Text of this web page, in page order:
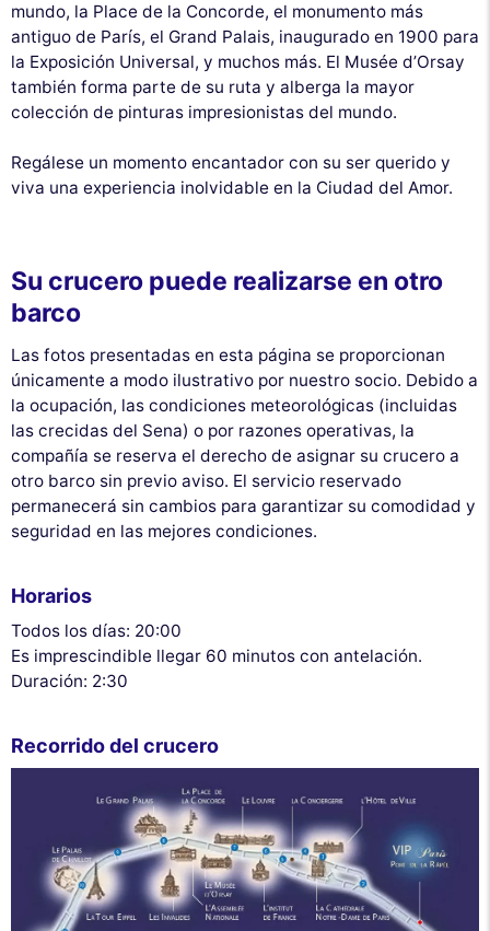
mundo, la Place de la Concorde, el monumento más
antiguo de París, el Grand Palais, inaugurado en 1900 para
la Exposición Universal, y muchos más. El Musée d’Orsay
también forma parte de su ruta y alberga la mayor
colección de pinturas impresionistas del mundo.
Regálese un momento encantador con su ser querido y
viva una experiencia inolvidable en la Ciudad del Amor.
Su crucero puede realizarse en otro
barco
Las fotos presentadas en esta página se proporcionan
únicamente a modo ilustrativo por nuestro socio. Debido a
la ocupación, las condiciones meteorológicas (incluidas
las crecidas del Sena) o por razones operativas, la
compañía se reserva el derecho de asignar su crucero a
otro barco sin previo aviso. El servicio reservado
permanecerá sin cambios para garantizar su comodidad y
seguridad en las mejores condiciones.
Horarios
Todos los días: 20:00
Es imprescindible llegar 60 minutos con antelación.
Duración: 2:30
Recorrido del crucero